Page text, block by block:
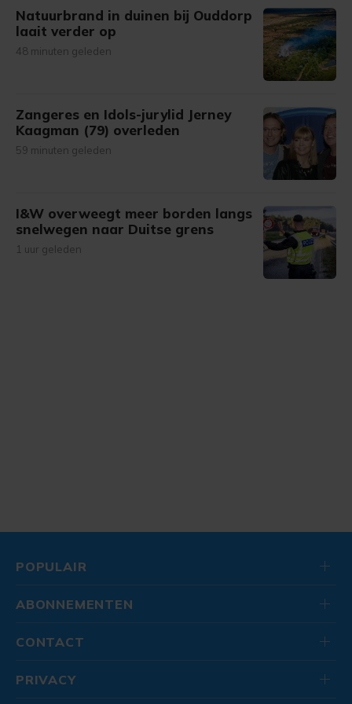
Natuurbrand in duinen bij Ouddorp
laait verder op
48 minuten geleden
Zangeres en Idols-jurylid Jerney
Kaagman (79) overleden
59 minuten geleden
I&W overweegt meer borden langs
snelwegen naar Duitse grens
1 uur geleden
POPULAIR
ABONNEMENTEN
CONTACT
PRIVACY